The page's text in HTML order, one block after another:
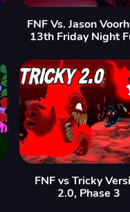
FNF Vs. Jason
13th Friday Night
FNF vs Tricky
2.0, Phase 3